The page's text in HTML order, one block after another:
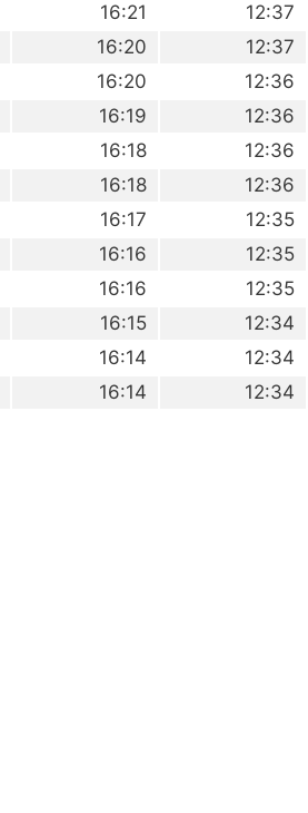
12:37
16:21
12:37
16:20
12:36
16:20
12:36
16:19
12:36
16:18
12:36
16:18
12:35
16:17
12:35
16:16
12:35
16:16
12:34
16:15
12:34
16:14
12:34
16:14